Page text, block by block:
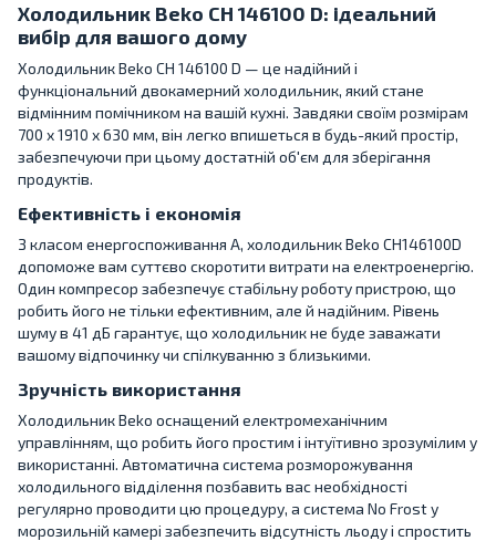
Холодильник Beko CH 146100 D: ідеальний
вибір для вашого дому
Холодильник Beko CH 146100 D — це надійний і
функціональний двокамерний холодильник, який стане
відмінним помічником на вашій кухні. Завдяки своїм розмірам
700 x 1910 x 630 мм, він легко впишеться в будь-який простір,
забезпечуючи при цьому достатній об'єм для зберігання
продуктів.
Ефективність і економія
З класом енергоспоживання A, холодильник Beko CH146100D
допоможе вам суттєво скоротити витрати на електроенергію.
Один компресор забезпечує стабільну роботу пристрою, що
робить його не тільки ефективним, але й надійним. Рівень
шуму в 41 дБ гарантує, що холодильник не буде заважати
вашому відпочинку чи спілкуванню з близькими.
Зручність використання
Холодильник Beko оснащений електромеханічним
управлінням, що робить його простим і інтуїтивно зрозумілим у
використанні. Автоматична система розморожування
холодильного відділення позбавить вас необхідності
регулярно проводити цю процедуру, а система No Frost у
морозильній камері забезпечить відсутність льоду і спростить